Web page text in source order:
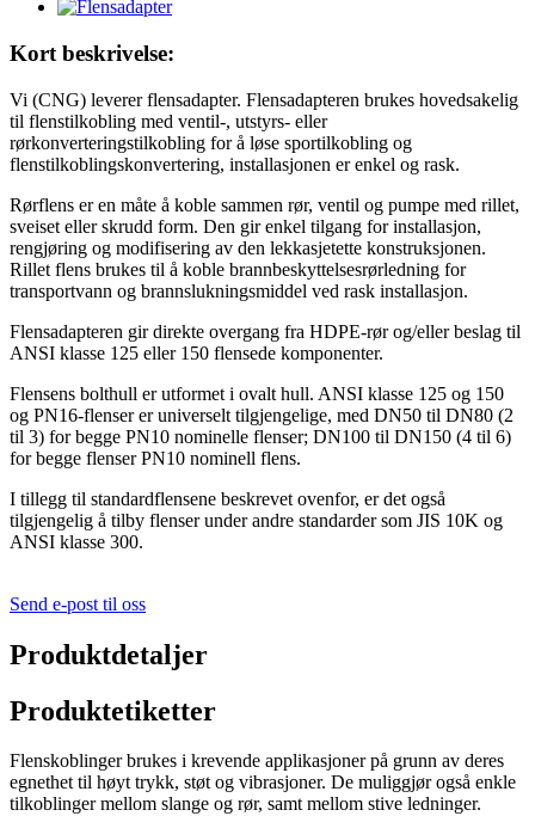
Kort beskrivelse:
Vi (CNG) leverer flensadapter. Flensadapteren brukes hovedsakelig
til flenstilkobling med ventil-, utstyrs- eller
rørkonverteringstilkobling for å løse sportilkobling og
flenstilkoblingskonvertering, installasjonen er enkel og rask.
Rørflens er en måte å koble sammen rør, ventil og pumpe med rillet,
sveiset eller skrudd form. Den gir enkel tilgang for installasjon,
rengjøring og modifisering av den lekkasjetette konstruksjonen.
Rillet flens brukes til å koble brannbeskyttelsesrørledning for
transportvann og brannslukningsmiddel ved rask installasjon.
Flensadapteren gir direkte overgang fra HDPE-rør og/eller beslag til
ANSI klasse 125 eller 150 flensede komponenter.
Flensens bolthull er utformet i ovalt hull. ANSI klasse 125 og 150
og PN16-flenser er universelt tilgjengelige, med DN50 til DN80 (2
til 3) for begge PN10 nominelle flenser; DN100 til DN150 (4 til 6)
for begge flenser PN10 nominell flens.
I tillegg til standardflensene beskrevet ovenfor, er det også
tilgjengelig å tilby flenser under andre standarder som JIS 10K og
ANSI klasse 300.
Send e-post til oss
Produktdetaljer
Produktetiketter
Flenskoblinger brukes i krevende applikasjoner på grunn av deres
egnethet til høyt trykk, støt og vibrasjoner. De muliggjør også enkle
tilkoblinger mellom slange og rør, samt mellom stive ledninger.